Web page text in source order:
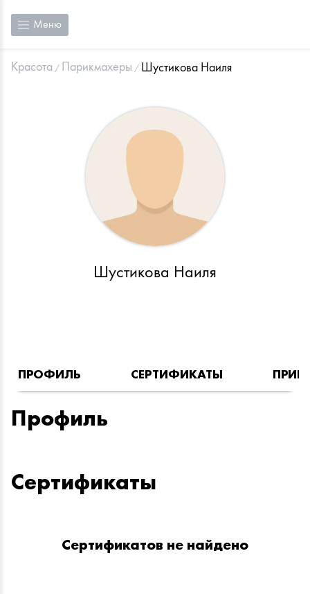
Меню
Красота Парикмахеры Шустикова Наиля
Шустикова Наиля
ПРОФИЛЬ СЕРТИФИКАТЫ
Профиль
Сертификаты
Сертификатов не найдено